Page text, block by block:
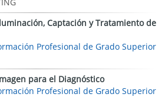
Captación y Tratamiento de
Profesional de Grado Superior
para el Diagnóstico
Profesional de Grado Superior